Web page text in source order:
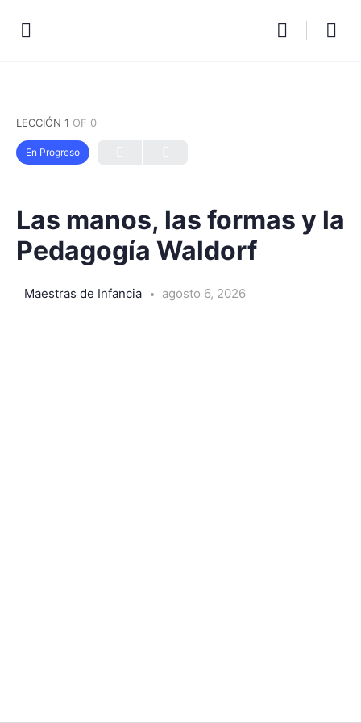
LECCIÓN 1 OF 0
En Progreso
Las manos, las formas y la
Pedagogía Waldorf
Maestras de Infancia agosto 6, 2026